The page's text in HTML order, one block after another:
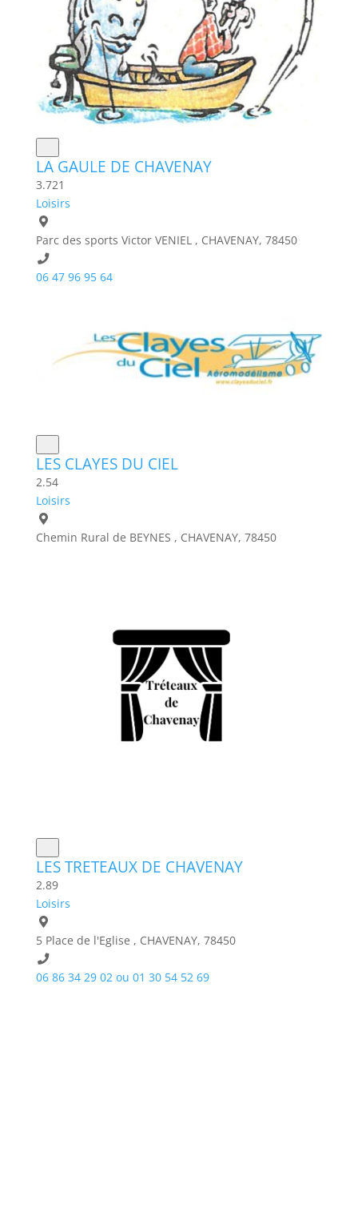
LA GAULE DE CHAVENAY
3.721
Loisirs
Parc des sports Victor VENIEL , CHAVENAY, 78450
06 47 96 95 64
LES CLAYES DU CIEL
2.54
Loisirs
Chemin Rural de BEYNES , CHAVENAY, 78450
LES TRETEAUX DE CHAVENAY
2.89
Loisirs
5 Place de l'Eglise , CHAVENAY, 78450
06 86 34 29 02 ou 01 30 54 52 69